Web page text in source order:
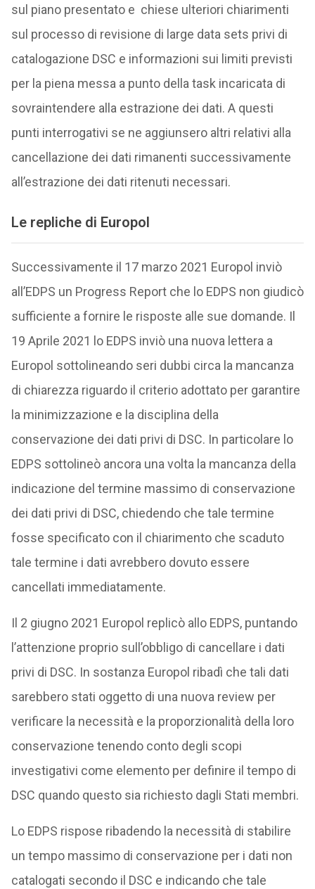
sul piano presentato e chiese ulteriori chiarimenti
sul processo di revisione di large data sets privi di
catalogazione DSC e informazioni sui limiti previsti
per la piena messa a punto della task incaricata di
sovraintendere alla estrazione dei dati. A questi
punti interrogativi se ne aggiunsero altri relativi alla
cancellazione dei dati rimanenti successivamente
all’estrazione dei dati ritenuti necessari.
Le repliche di Europol
Successivamente il 17 marzo 2021 Europol inviò
all’EDPS un Progress Report che lo EDPS non giudicò
sufficiente a fornire le risposte alle sue domande. Il
19 Aprile 2021 lo EDPS inviò una nuova lettera a
Europol sottolineando seri dubbi circa la mancanza
di chiarezza riguardo il criterio adottato per garantire
la minimizzazione e la disciplina della
conservazione dei dati privi di DSC. In particolare lo
EDPS sottolineò ancora una volta la mancanza della
indicazione del termine massimo di conservazione
dei dati privi di DSC, chiedendo che tale termine
fosse specificato con il chiarimento che scaduto
tale termine i dati avrebbero dovuto essere
cancellati immediatamente.
Il 2 giugno 2021 Europol replicò allo EDPS, puntando
l’attenzione proprio sull’obbligo di cancellare i dati
privi di DSC. In sostanza Europol ribadì che tali dati
sarebbero stati oggetto di una nuova review per
verificare la necessità e la proporzionalità della loro
conservazione tenendo conto degli scopi
investigativi come elemento per definire il tempo di
DSC quando questo sia richiesto dagli Stati membri.
Lo EDPS rispose ribadendo la necessità di stabilire
un tempo massimo di conservazione per i dati non
catalogati secondo il DSC e indicando che tale